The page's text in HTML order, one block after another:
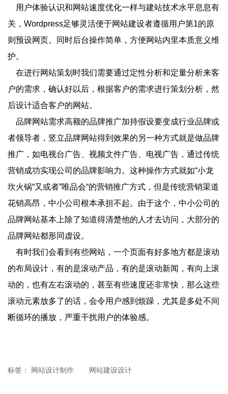
用户体验认识和网站速度优化一样与建站技术水平息息有
关，Wordpress足够灵活便于网站建设者遵循用户第1的原
则预设网页。同时后台操作简单，方便网站内里本质意义维
护。
在进行网站策划时我们需要通过定性分析和定量分析来客
户的需求，确认好以后，根据客户的需求进行策划分析，然
后设计适合客户的网站。
品牌网站需求高额的品牌推广加持假设要变成行业品牌或
者领导者，竖立品牌网站得到效果的另一种方式就是做品牌
推广，如电视台广告、视频文件广告、电视广告，通过传统
营销成功实现公司的品牌影响力。这种操作方式就如“小龙
坎火锅“又或者”唯品会“的营销推广方式，但是传统营销渠道
花销高昂，中小公司根本承担不起。由于这个，中小公司的
品牌网站基本上除了知道得清楚他的人才去访问，大部分的
品牌网站都形同虚设。
有时我们会看到有些网站，一个页面有好多地方都是滚动
的布局设计，有的是滚动产品，有的是滚动新闻，有向上滚
动的，也有左右滚动的，甚至有些速度还非常快，那么这些
滚动元素放多了的话，会令用户感到烦躁，尤其是多处不间
断循环的播放，严重干扰用户的体验感。
标签： 网站设计制作 网站建设设计